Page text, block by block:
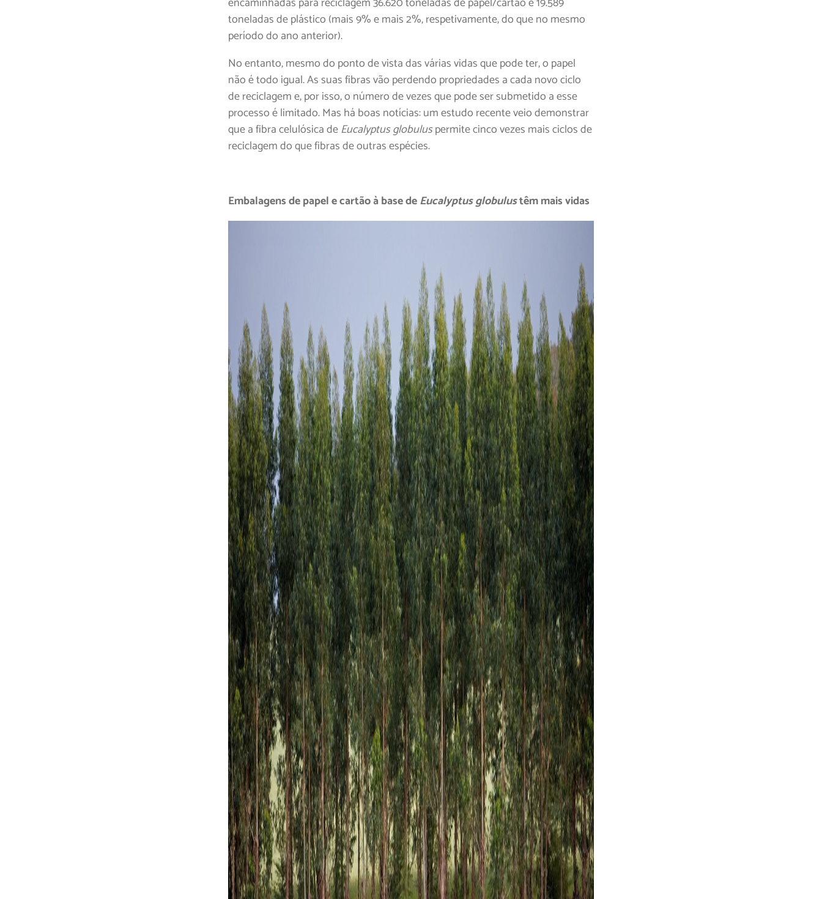
toneladas de plástico (mais 9% e mais 2%, respetivamente, do que no mesmo
período do ano anterior).
No entanto, mesmo do ponto de vista das várias vidas que pode ter, o papel
não é todo igual. As suas fibras vão perdendo propriedades a cada novo ciclo
de reciclagem e, por isso, o número de vezes que pode ser submetido a esse
processo é limitado. Mas há boas notícias: um estudo recente veio demonstrar
que a fibra celulósica deEucalyptus globuluspermite cinco vezes mais ciclos de
reciclagem do que fibras de outras espécies.
Embalagens de papel e cartão à base deEucalyptus globulustêm mais vidas